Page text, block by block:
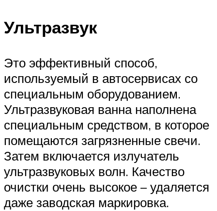
Ультразвук
Это эффективный способ,
используемый в автосервисах со
специальным оборудованием.
Ультразвуковая ванна наполнена
специальным средством, в которое
помещаются загрязненные свечи.
Затем включается излучатель
ультразвуковых волн. Качество
очистки очень высокое – удаляется
даже заводская маркировка.